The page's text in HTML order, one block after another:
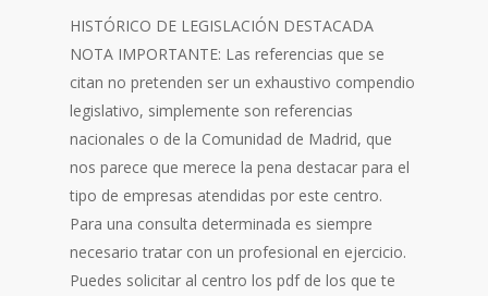
HISTÓRICO DE LEGISLACIÓN DESTACADA
NOTA IMPORTANTE: Las referencias que se
citan no pretenden ser un exhaustivo compendio
legislativo, simplemente son referencias
nacionales o de la Comunidad de Madrid, que
nos parece que merece la pena destacar para el
tipo de empresas atendidas por este centro.
Para una consulta determinada es siempre
necesario tratar con un profesional en ejercicio.
Puedes solicitar al centro los pdf de los que te